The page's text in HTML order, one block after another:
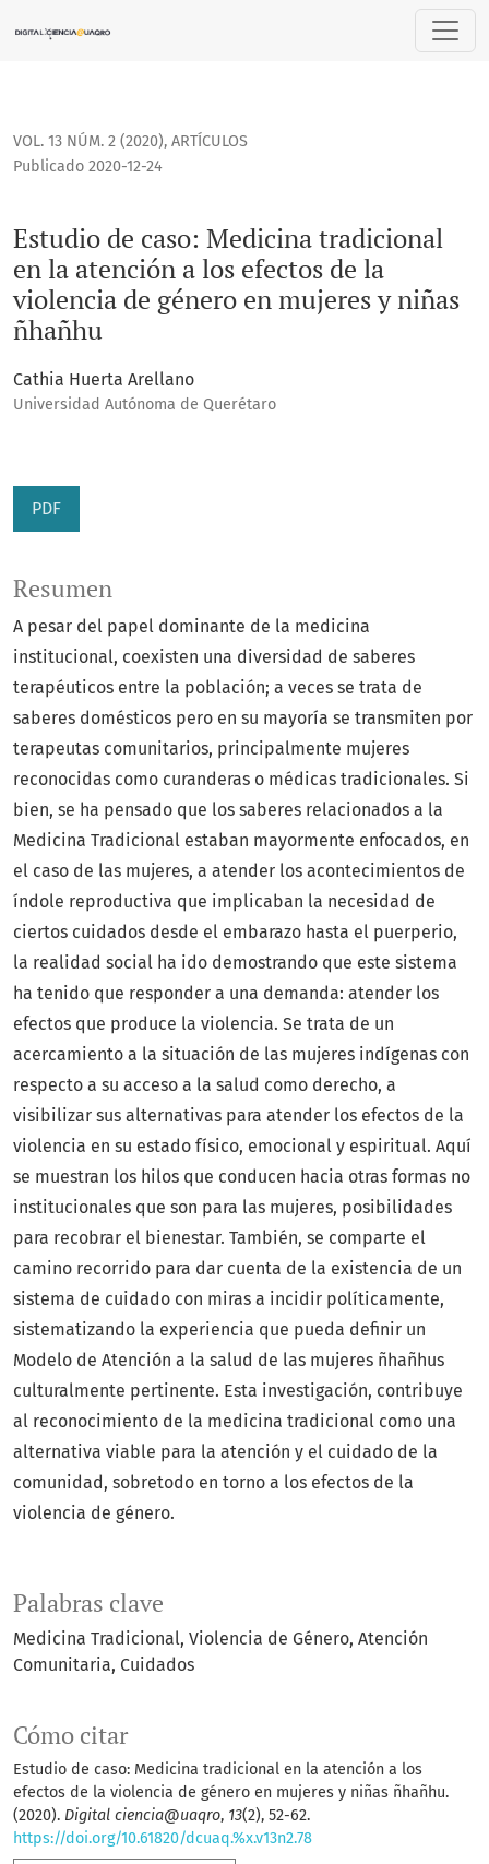
Estudio de caso: Medicina tradicional en la atención a los
VOL. 13 NÚM. 2 (2020), ARTÍCULOS
Estudio de caso: Medicina tradicional
en la atención a los efectos de la
violencia de género en mujeres y niñas
ñhañhu
Publicado 2020-12-24
Cathia Huerta Arellano
Universidad Autónoma de Querétaro
PDF
Palabras clave
Medicina Tradicional, Violencia de Género, Atención
Comunitaria, Cuidados
Cómo citar
Estudio de caso: Medicina tradicional en la atención a los
efectos de la violencia de género en mujeres y niñas ñhañhu.
(2020). Digital ciencia@uaqro, 13(2), 52-62.
https://doi.org/10.61820/dcuaq.%x.v13n2.78
Resumen
A pesar del papel dominante de la medicina
institucional, coexisten una diversidad de saberes
terapéuticos entre la población; a veces se trata de
saberes domésticos pero en su mayoría se transmiten por
terapeutas comunitarios, principalmente mujeres
reconocidas como curanderas o médicas tradicionales. Si
bien, se ha pensado que los saberes relacionados a la
Medicina Tradicional estaban mayormente enfocados, en
el caso de las mujeres, a atender los acontecimientos de
índole reproductiva que implicaban la necesidad de
ciertos cuidados desde el embarazo hasta el puerperio,
la realidad social ha ido demostrando que este sistema
ha tenido que responder a una demanda: atender los
efectos que produce la violencia. Se trata de un
acercamiento a la situación de las mujeres indígenas con
respecto a su acceso a la salud como derecho, a
visibilizar sus alternativas para atender los efectos de la
violencia en su estado físico, emocional y espiritual. Aquí
se muestran los hilos que conducen hacia otras formas no
institucionales que son para las mujeres, posibilidades
para recobrar el bienestar. También, se comparte el
camino recorrido para dar cuenta de la existencia de un
sistema de cuidado con miras a incidir políticamente,
sistematizando la experiencia que pueda definir un
Modelo de Atención a la salud de las mujeres ñhañhus
culturalmente pertinente. Esta investigación, contribuye
al reconocimiento de la medicina tradicional como una
alternativa viable para la atención y el cuidado de la
comunidad, sobretodo en torno a los efectos de la
violencia de género.